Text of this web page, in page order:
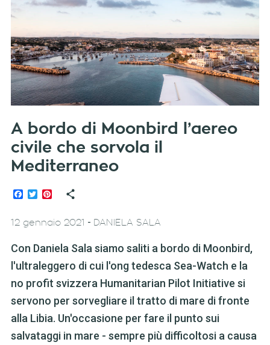
A bordo di Moonbird l’aereo
civile che sorvola il
Mediterraneo
Facebook
TwitterPinterest
12 gennaio 2021 - DANIELA SALA
Con Daniela Sala siamo saliti a bordo di Moonbird,
l'ultraleggero di cui l'ong tedesca Sea-Watch e la
no profit svizzera Humanitarian Pilot Initiative si
servono per sorvegliare il tratto di mare di fronte
alla Libia. Un'occasione per fare il punto sui
salvataggi in mare - sempre più difficoltosi a causa